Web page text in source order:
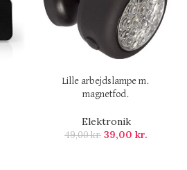
Lille arbejdslampe m.
magnetfod.
Elektronik
49,00kr. 39,00 kr.